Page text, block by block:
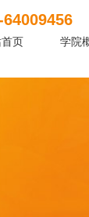
页 学院
64009456
生们看过来！